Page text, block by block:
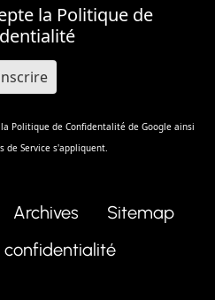
la Politique de
Politique de Confidentalité de Google ainsi
de Service s'appliquent.
Archives
Sitemap
confidentialité